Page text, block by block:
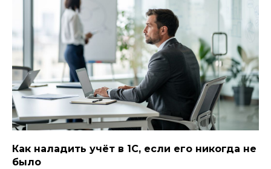
Как наладить учёт в 1С, если его никогда не
было